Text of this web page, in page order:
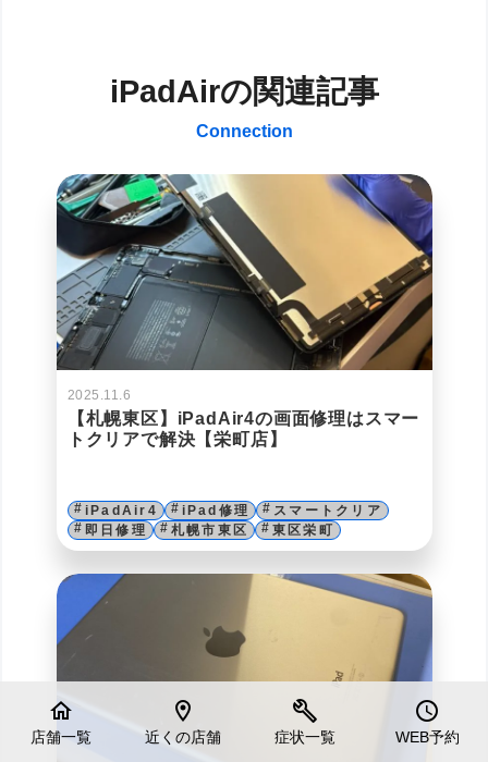
iPadAirの関連記事
Connection
2025.11.6
【札幌東区】iPadAir4の画面修理はスマー
トクリアで解決【栄町店】
iPadAir4 iPad修理
スマートクリア
即日修理
札幌市東区 東区栄町
home
店舗一覧
location_on
近くの店舗
build
症状一覧
schedule
WEB予約